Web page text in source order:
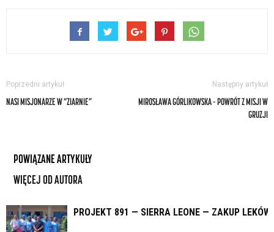
Poprzedni artykuł
NASI MISJONARZE W “ZIARNIE”
Następny artykuł
MIROSŁAWA GÓRLIKOWSKA – POWRÓT Z MISJI W
GRUZJI
POWIĄZANE ARTYKUŁY
WIĘCEJ OD AUTORA
PROJEKT 891 — SIERRA LEONE — ZAKUP LEKÓW